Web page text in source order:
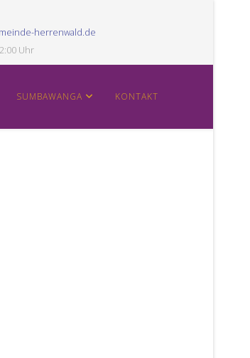
herrenwald.de
Uhr
SUMBAWANGA KONTAKT